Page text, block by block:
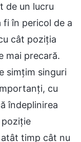
de un lucru
fi în pericol de a
cât poziția
mai precară.
simțim singuri
cu
îndeplinirea
poziție
timp cât nu